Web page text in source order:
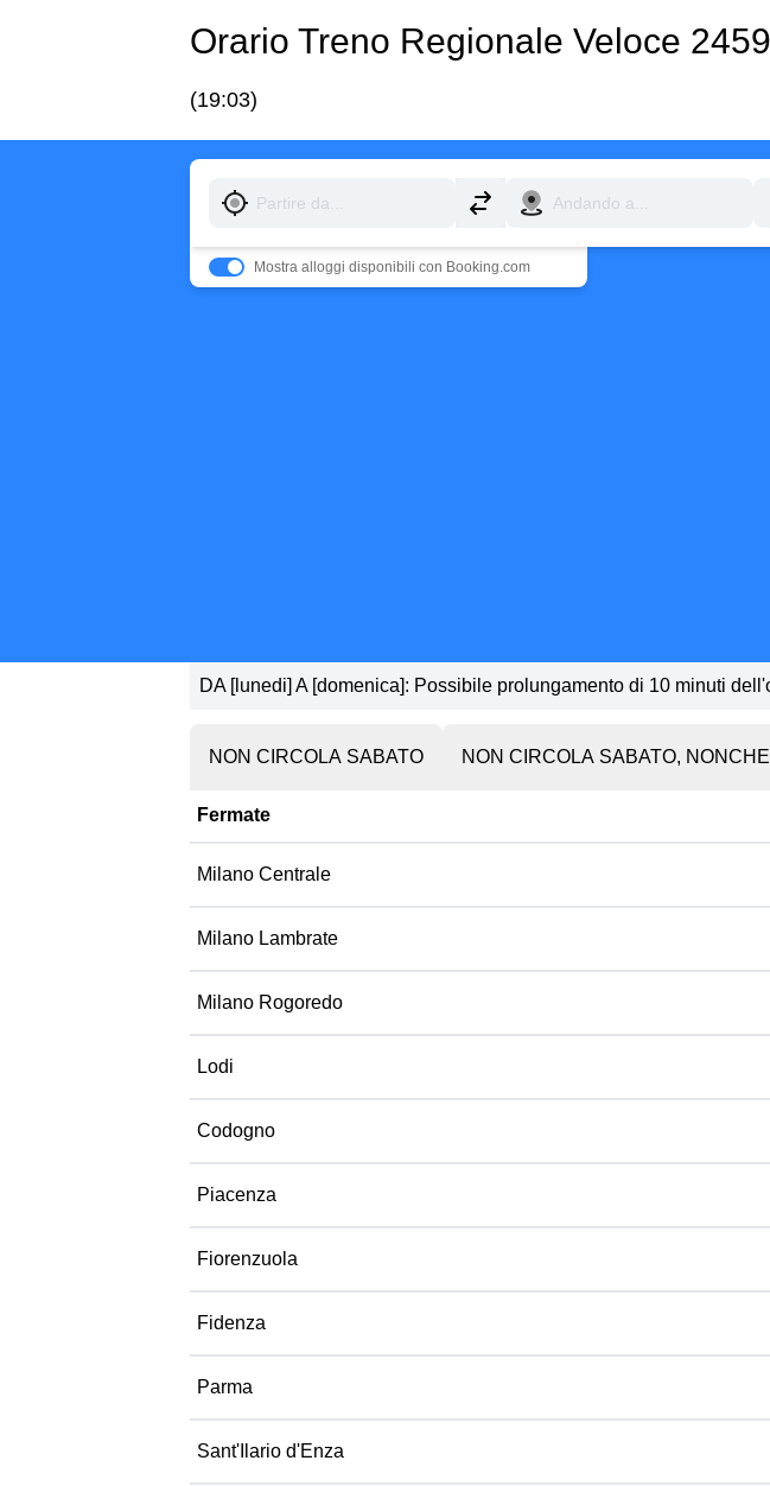
Orario Treno Regionale Veloce
(19:03)
Mostra alloggi disponibili con Booking.com
DA [lunedi] A [domenica]: Possibile prolungamento di 10 minuti
NON CIRCOLA SABATO NON CIRCOLA SABATO,
Fermate
Milano Centrale
Milano Lambrate
Milano Rogoredo
Lodi
Codogno
Piacenza
Fiorenzuola
Fidenza
Parma
Sant'Ilario d'Enza